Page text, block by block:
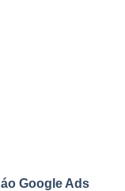
Google Ads